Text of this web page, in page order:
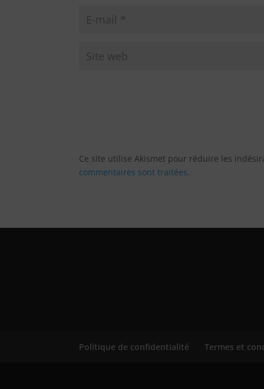
Ce site utilise Akismet pour réduire les
commentaires sont traitées.
Politique de confidentialité Termes et